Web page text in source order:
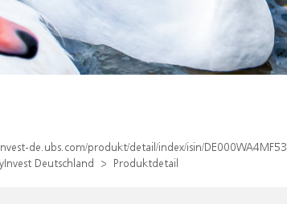
de.ubs.com/produkt/detail/index/isin/DE000WA4MF53
Deutschland Produktdetail